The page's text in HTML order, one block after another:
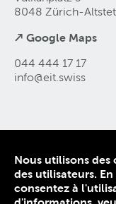
8048 Zürich-
↗ Google Maps
044 444 17 17
info@eit swiss
Contact et accès
Déclaration de
Nous utilisons
des utilisateurs.
consentez à